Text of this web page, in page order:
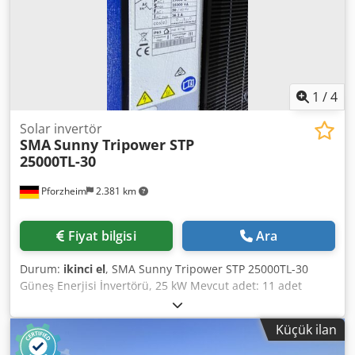
1 /4
Pforzheim 2.381 km
Solar invertör
SMASunny Tripower STP
25000TL-30
Fiyat bilgisi Ara
Durum: ikinci el, SMA Sunny Tripower STP 25000TL-30
Güneş Enerjisi İnvertörü, 25 kW Mevcut adet: 11 adet
Üretici: SMA Solar Technology AG Model: Sunny Tripower
STP 25000TL-30 Cihaz tipi: Güneş enerjisi invertörü Durum:
ikinci el Üretim yılı: 2016 Codpszn Aytjfx Ak Tjha Nominal
Küçük ilan